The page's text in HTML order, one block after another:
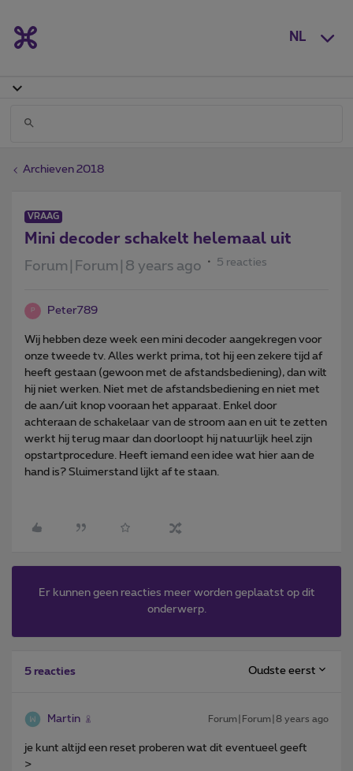
NL
Archieven 2018
VRAAG
Mini decoder schakelt helemaal uit
Forum|Forum|8 years ago 5 reacties
P Peter789
Wij hebben deze week een mini decoder aangekregen voor
onze tweede tv. Alles werkt prima, tot hij een zekere tijd af
heeft gestaan (gewoon met de afstandsbediening), dan wilt
hij niet werken. Niet met de afstandsbediening en niet met
de aan/uit knop vooraan het apparaat. Enkel door
achteraan de schakelaar van de stroom aan en uit te zetten
werkt hij terug maar dan doorloopt hij natuurlijk heel zijn
opstartprocedure. Heeft iemand een idee wat hier aan de
hand is? Sluimerstand lijkt af te staan.
Er kunnen geen reacties meer worden geplaatst op dit
onderwerp.
5 reacties Oudste eerst
Martin Forum|Forum|8 years ago
je kunt altijd een reset proberen wat dit eventueel geeft
>